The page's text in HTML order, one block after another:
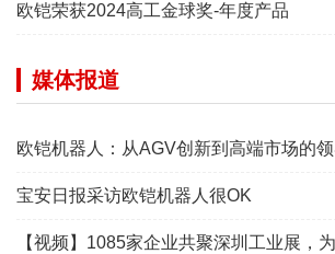
欧铠荣获2024高工金球奖-年度产品
媒体报道
欧铠机器人：从AGV创新到高端市场的
宝安日报采访欧铠机器人很OK
【视频】1085家企业共聚深圳工业展，为“双链”畅通堵点